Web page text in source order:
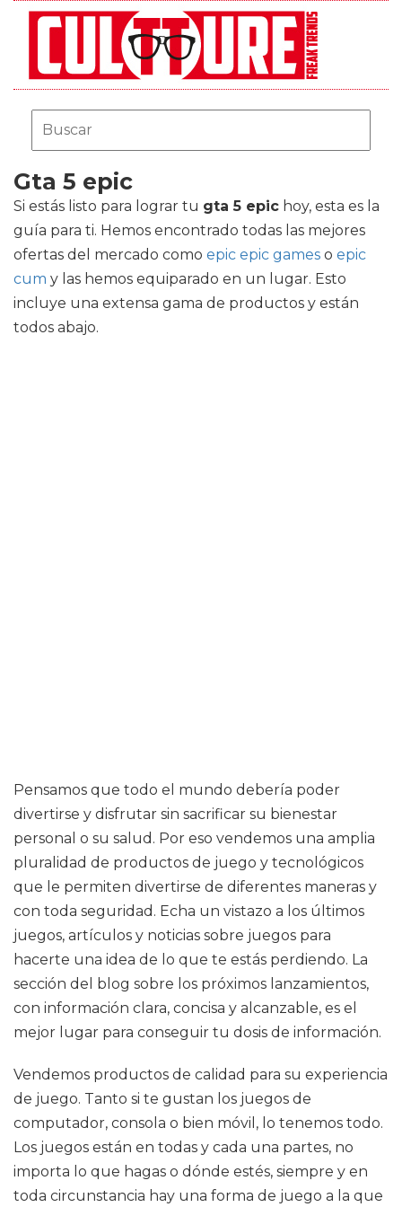
Gta 5 epic
Si estás listo para lograr tu gta 5 epic hoy, esta es la
guía para ti. Hemos encontrado todas las mejores
ofertas del mercado como epic epic games o epic
cum y las hemos equiparado en un lugar. Esto
incluye una extensa gama de productos y están
todos abajo.
Pensamos que todo el mundo debería poder
divertirse y disfrutar sin sacrificar su bienestar
personal o su salud. Por eso vendemos una amplia
pluralidad de productos de juego y tecnológicos
que le permiten divertirse de diferentes maneras y
con toda seguridad. Echa un vistazo a los últimos
juegos, artículos y noticias sobre juegos para
hacerte una idea de lo que te estás perdiendo. La
sección del blog sobre los próximos lanzamientos,
con información clara, concisa y alcanzable, es el
mejor lugar para conseguir tu dosis de información.
Vendemos productos de calidad para su experiencia
de juego. Tanto si te gustan los juegos de
computador, consola o bien móvil, lo tenemos todo.
Los juegos están en todas y cada una partes, no
importa lo que hagas o dónde estés, siempre y en
toda circunstancia hay una forma de juego a la que